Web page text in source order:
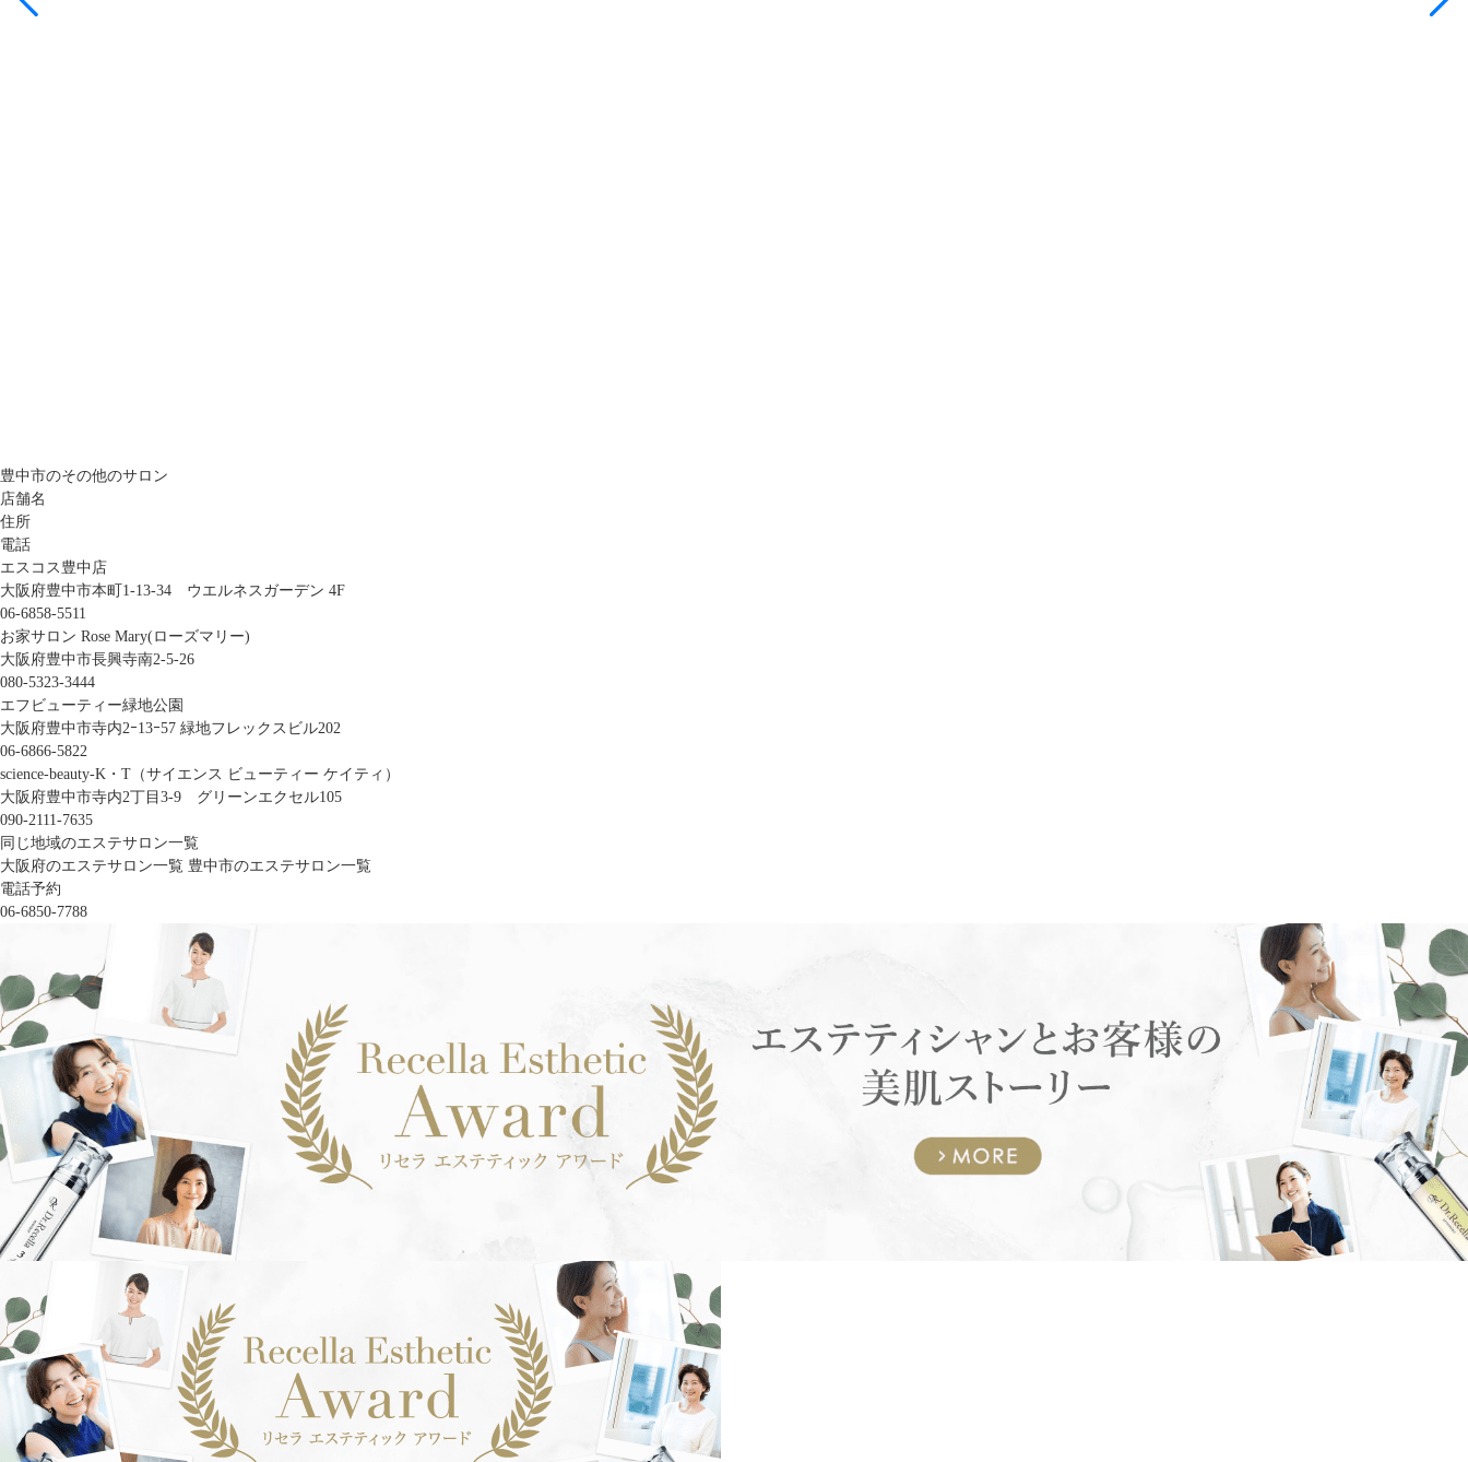
豊中市のその他のサロン
店舗名
住所
電話
エスコス豊中店
大阪府豊中市本町1-13-34 ウエルネスガーデン 4F
06-6858-5511
お家サロン Rose Mary(ローズマリー)
大阪府豊中市長興寺南2-5-26
080-5323-3444
エフビューティー緑地公園
大阪府豊中市寺内2ｰ13ｰ57 緑地フレックスビル202
06-6866-5822
science-beauty-K・T（サイエンス ビューティー ケイティ）
大阪府豊中市寺内2丁目3-9 グリーンエクセル105
090-2111-7635
同じ地域のエステサロン一覧
大阪府のエステサロン一覧 豊中市のエステサロン一覧
電話予約
06-6850-7788